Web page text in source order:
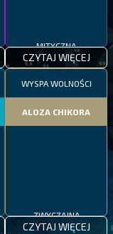
MITYCZNA
CZYTAJ WIĘCEJ
WYSPA WOLNOŚCI
ALOZA CHIKORA
ZWYCZAJNA
CZYTAJ WIĘCEJ